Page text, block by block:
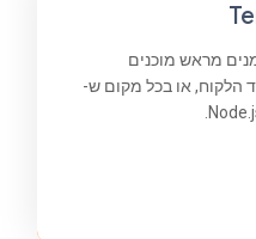
מראש מוכנים
הלקוח, או בכל מקום ש-